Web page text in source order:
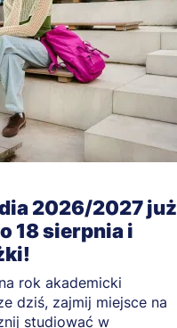
2026/2027 już
18 sierpnia i
rok akademicki
dziś, zajmij miejsce na
studiować w